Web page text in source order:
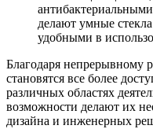
делают умные
удобными в
Благодаря непрерывному
становятся все более
различных областях
возможности делают их
дизайна и инженерных